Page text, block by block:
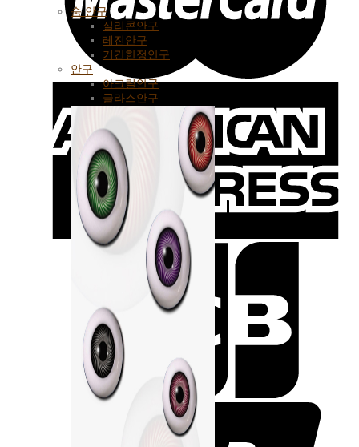
숨 안구
실리콘안구
레진안구
기간한정안구
안구
아크릴안구
글라스안구